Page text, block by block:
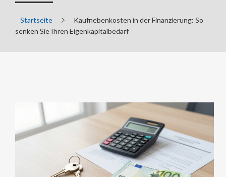
Startseite
Kaufnebenkosten in der Finanzierung: So
senken Sie Ihren Eigenkapitalbedarf